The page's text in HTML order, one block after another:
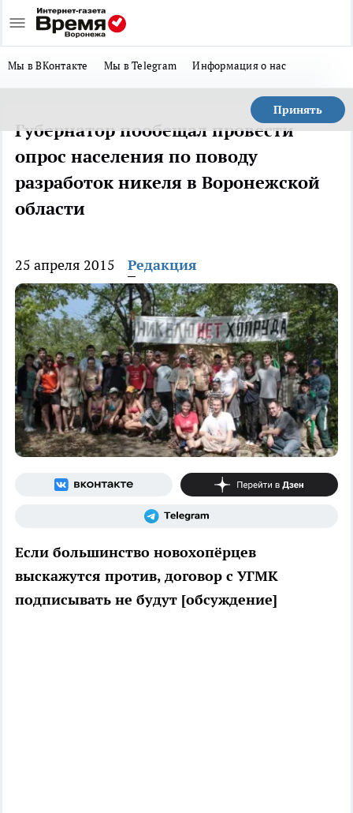
Мы в ВКонтакте Мы в Telegram Информация о нас
Принять
Губернатор пообещал провести
опрос населения по поводу
разработок никеля в Воронежской
области
25 апреля 2015 Редакция
Если большинство новохопёрцев
выскажутся против, договор с УГМК
подписывать не будут [обсуждение]